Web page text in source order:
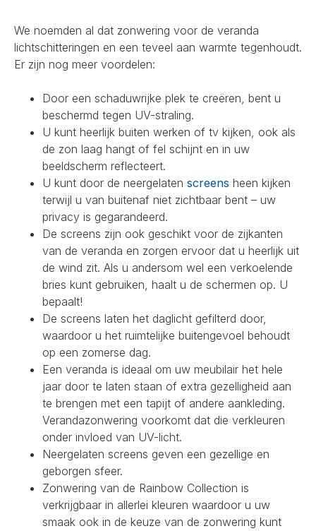
We noemden al dat zonwering voor de veranda
lichtschitteringen en een teveel aan warmte tegenhoudt.
Er zijn nog meer voordelen:
Door een schaduwrijke plek te creëren, bent u
beschermd tegen UV-straling.
U kunt heerlijk buiten werken of tv kijken, ook als
de zon laag hangt of fel schijnt en in uw
beeldscherm reflecteert.
U kunt door de neergelaten screens heen kijken
terwijl u van buitenaf niet zichtbaar bent – uw
privacy is gegarandeerd.
De screens zijn ook geschikt voor de zijkanten
van de veranda en zorgen ervoor dat u heerlijk uit
de wind zit. Als u andersom wel een verkoelende
bries kunt gebruiken, haalt u de schermen op. U
bepaalt!
De screens laten het daglicht gefilterd door,
waardoor u het ruimtelijke buitengevoel behoudt
op een zomerse dag.
Een veranda is ideaal om uw meubilair het hele
jaar door te laten staan of extra gezelligheid aan
te brengen met een tapijt of andere aankleding.
Verandazonwering voorkomt dat die verkleuren
onder invloed van UV-licht.
Neergelaten screens geven een gezellige en
geborgen sfeer.
Zonwering van de Rainbow Collection is
verkrijgbaar in allerlei kleuren waardoor u uw
smaak ook in de keuze van de zonwering kunt